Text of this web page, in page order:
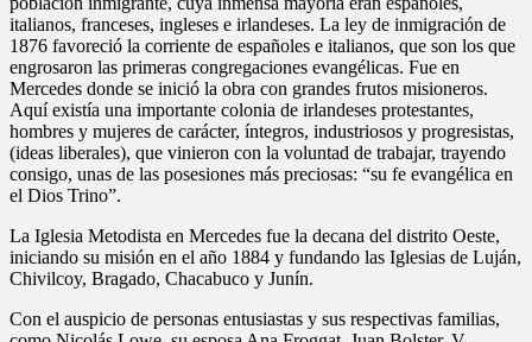
italianos, franceses, ingleses e irlandeses. La ley de inmigración de
1876 favoreció la corriente de españoles e italianos, que son los que
engrosaron las primeras congregaciones evangélicas. Fue en
Mercedes donde se inició la obra con grandes frutos misioneros.
Aquí existía una importante colonia de irlandeses protestantes,
hombres y mujeres de carácter, íntegros, industriosos y progresistas,
(ideas liberales), que vinieron con la voluntad de trabajar, trayendo
consigo, unas de las posesiones más preciosas: “su fe evangélica en
el Dios Trino”.
La Iglesia Metodista en Mercedes fue la decana del distrito Oeste,
iniciando su misión en el año 1884 y fundando las Iglesias de Luján,
Chivilcoy, Bragado, Chacabuco y Junín.
Con el auspicio de personas entusiastas y sus respectivas familias,